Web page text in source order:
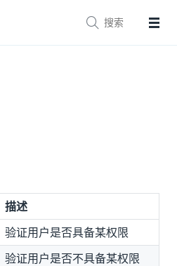
 
描述
验证用户是否具备某权限
验证用户是否不具备某权限